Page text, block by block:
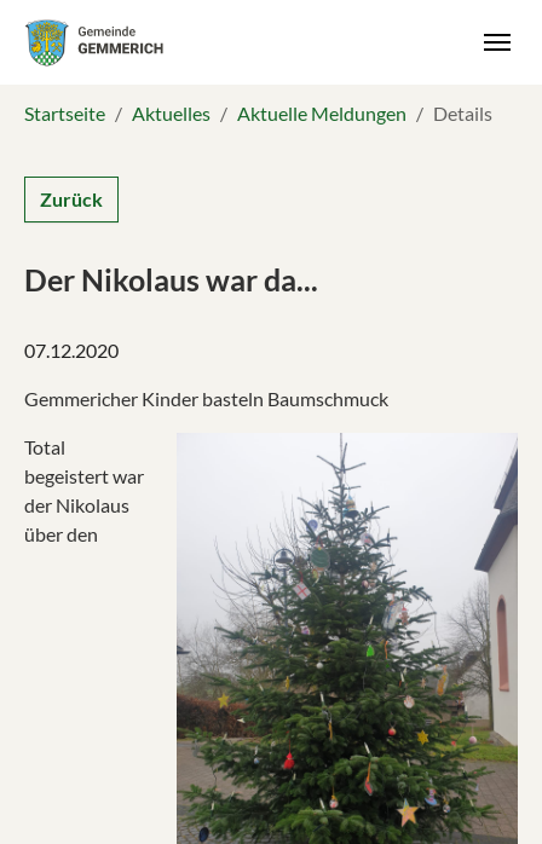
Startseite Aktuelles Aktuelle Meldungen Details
Zurück
Der Nikolaus war da...
07.12.2020
Gemmericher Kinder basteln Baumschmuck
Total
begeistert war
der Nikolaus
über den